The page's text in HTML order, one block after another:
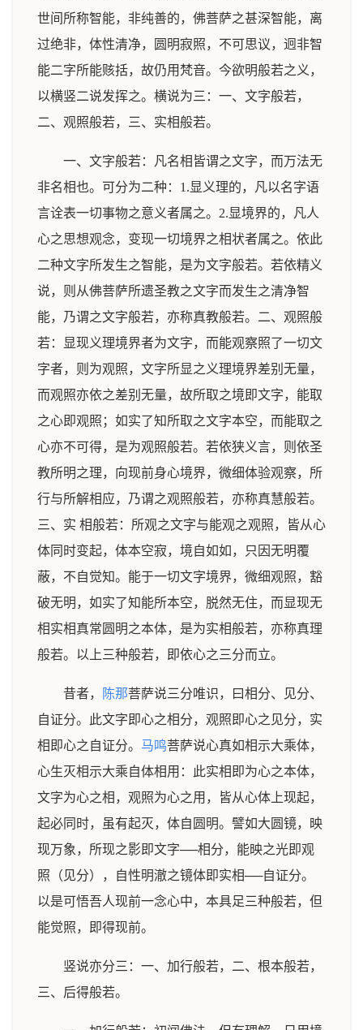
世间所称智能，非纯善的，佛菩萨之甚深智能，离
过绝非，体性清净，圆明寂照，不可思议，迥非智
能二字所能赅括，故仍用梵音。今欲明般若之义，
以横竖二说发挥之。横说为三：一、文字般若，
二、观照般若，三、实相般若。
一、文字般若：凡名相皆谓之文字，而万法无
非名相也。可分为二种：1.显义理的，凡以名字语
言诠表一切事物之意义者属之。2.显境界的，凡人
心之思想观念，变现一切境界之相状者属之。依此
二种文字所发生之智能，是为文字般若。若依精义
说，则从佛菩萨所遗圣教之文字而发生之清净智
能，乃谓之文字般若，亦称真教般若。二、观照般
若：显现义理境界者为文字，而能观察照了一切文
字者，则为观照，文字所显之义理境界差别无量，
而观照亦依之差别无量，故所取之境即文字，能取
之心即观照；如实了知所取之文字本空，而能取之
心亦不可得，是为观照般若。若依狭义言，则依圣
教所明之理，向现前身心境界，微细体验观察，所
行与所解相应，乃谓之观照般若，亦称真慧般若。
三、实 相般若：所观之文字与能观之观照，皆从心
体同时变起，体本空寂，境自如如，只因无明覆
蔽，不自觉知。能于一切文字境界，微细观照，豁
破无明，如实了知能所本空，脱然无住，而显现无
相实相真常圆明之本体，是为实相般若，亦称真理
般若。以上三种般若，即依心之三分而立。
昔者， 陈那菩萨说三分唯识，曰相分、见分、
自证分。此文字即心之相分，观照即心之见分，实
相即心之自证分。 马鸣菩萨说心真如相示大乘体，
心生灭相示大乘自体相用：此实相即为心之本体，
文字为心之相，观照为心之用，皆从心体上现起，
起必同时，虽有起灭，体自圆明。譬如大圆镜，映
现万象，所现之影即文字──相分，能映之光即观
照（见分），自性明澈之镜体即实相──自证分。
以是可悟吾人现前一念心中，本具足三种般若，但
能觉照，即得现前。
竖说亦分三：一、加行般若，二、根本般若，
三、后得般若。